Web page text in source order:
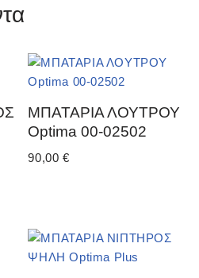
ΜΠΑΤΑΡΙΑ ΛΟΥΤΡΟΥ
Optima 00-02502
90,00 €